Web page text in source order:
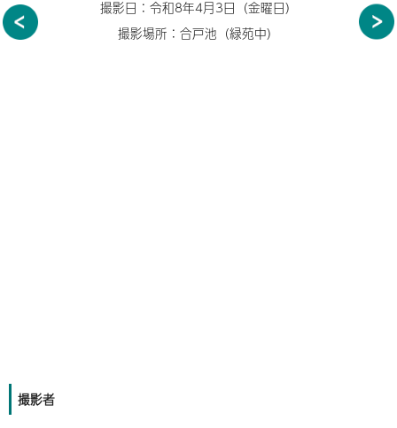
撮影日：令和8年4月3日（金曜日）
撮影場所：合戸池（緑苑中）
撮影者